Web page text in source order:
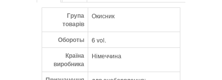
Група
товарів
Окисник
Обороты 6 vol.
Країна
виробника
Німеччина